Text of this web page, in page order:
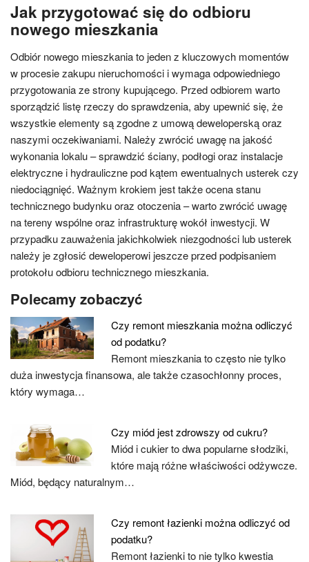
Jak przygotować się do odbioru
nowego mieszkania
Odbiór nowego mieszkania to jeden z kluczowych momentów
w procesie zakupu nieruchomości i wymaga odpowiedniego
przygotowania ze strony kupującego. Przed odbiorem warto
sporządzić listę rzeczy do sprawdzenia, aby upewnić się, że
wszystkie elementy są zgodne z umową deweloperską oraz
naszymi oczekiwaniami. Należy zwrócić uwagę na jakość
wykonania lokalu – sprawdzić ściany, podłogi oraz instalacje
elektryczne i hydrauliczne pod kątem ewentualnych usterek czy
niedociągnięć. Ważnym krokiem jest także ocena stanu
technicznego budynku oraz otoczenia – warto zwrócić uwagę
na tereny wspólne oraz infrastrukturę wokół inwestycji. W
przypadku zauważenia jakichkolwiek niezgodności lub usterek
należy je zgłosić deweloperowi jeszcze przed podpisaniem
protokołu odbioru technicznego mieszkania.
Polecamy zobaczyć
Czy remont mieszkania można odliczyć
od podatku?
Remont mieszkania to często nie tylko
duża inwestycja finansowa, ale także czasochłonny proces,
który wymaga…
Czy miód jest zdrowszy od cukru?
Miód i cukier to dwa popularne słodziki,
które mają różne właściwości odżywcze.
Miód, będący naturalnym…
Czy remont łazienki można odliczyć od
podatku?
Remont łazienki to nie tylko kwestia